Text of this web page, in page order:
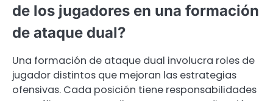
de los jugadores en una formación
de ataque dual?
Una formación de ataque dual involucra roles de
jugador distintos que mejoran las estrategias
ofensivas. Cada posición tiene responsabilidades